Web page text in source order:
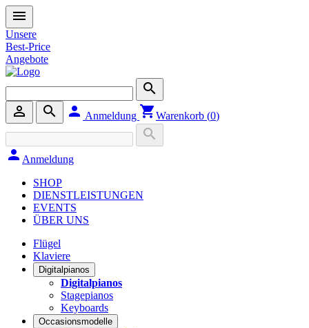
menu
Unsere
Best-Price
Angebote
search
person_outline
search person Anmeldung shopping_cartWarenkorb (0)
search
person Anmeldung
SHOP
DIENSTLEISTUNGEN
EVENTS
ÜBER UNS
Flügel
Klaviere
Digitalpianos
Digitalpianos
Stagepianos
Keyboards
Occasionsmodelle